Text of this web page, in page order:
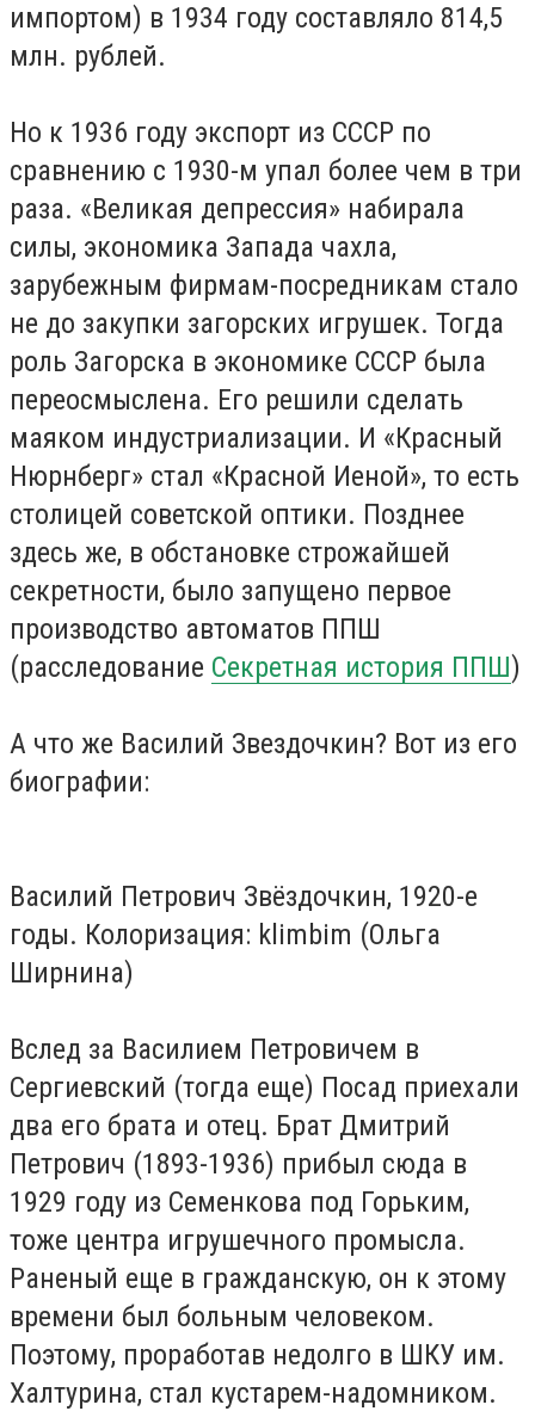
импортом) в 1934 году составляло 814,5
млн. рублей.
Но к 1936 году экспорт из СССР по
сравнению с 1930-м упал более чем в три
раза. «Великая депрессия» набирала
силы, экономика Запада чахла,
зарубежным фирмам-посредникам стало
не до закупки загорских игрушек. Тогда
роль Загорска в экономике СССР была
переосмыслена. Его решили сделать
маяком индустриализации. И «Красный
Нюрнберг» стал «Красной Иеной», то есть
столицей советской оптики. Позднее
здесь же, в обстановке строжайшей
секретности, было запущено первое
производство автоматов ППШ
(расследование Секретная история ППШ)
А что же Василий Звездочкин? Вот из его
биографии:
Василий Петрович Звёздочкин, 1920-е
годы. Колоризация: klimbim (Ольга
Ширнина)
Вслед за Василием Петровичем в
Сергиевский (тогда еще) Посад приехали
два его брата и отец. Брат Дмитрий
Петрович (1893-1936) прибыл сюда в
1929 году из Семенкова под Горьким,
тоже центра игрушечного промысла.
Раненый еще в гражданскую, он к этому
времени был больным человеком.
Поэтому, проработав недолго в ШКУ им.
Халтурина, стал кустарем-надомником.